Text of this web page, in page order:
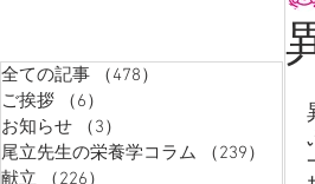
全ての記事 （478）
ご挨拶
（6）
お知らせ
（3）
尾立先生の栄養学コラム
（239）
239
献立
（226）